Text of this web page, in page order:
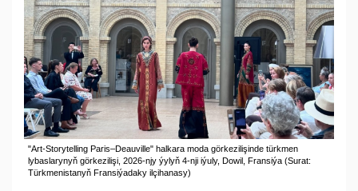
"Art-Storytelling Paris–Deauville" halkara moda görkezilişinde türkmen
lybaslarynyň görkezilişi, 2026-njy ýylyň 4-nji iýuly, Dowil, Fransiýa (Surat:
Türkmenistanyň Fransiýadaky ilçihanasy)